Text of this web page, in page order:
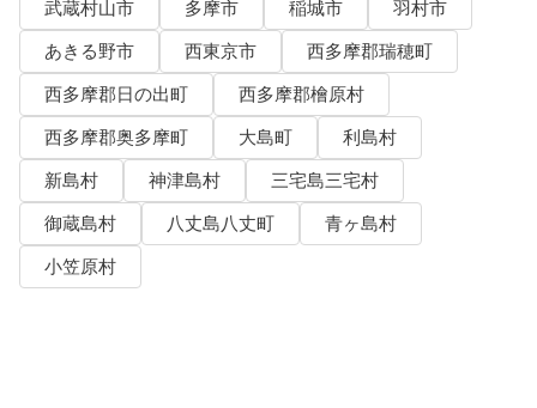
武蔵村山市
多摩市 稲城市
羽村市
あきる野市
西東京市
西多摩郡瑞穂町
西多摩郡日の出町
西多摩郡檜原村
西多摩郡奥多摩町
大島町
利島村
新島村
神津島村
三宅島三宅村
御蔵島村
八丈島八丈町
青ヶ島村
小笠原村